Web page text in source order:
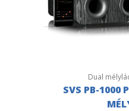
Dual
SVS PB-1000